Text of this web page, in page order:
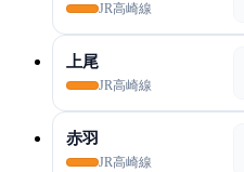
JR高崎線
上尾
JR高崎線
赤羽
JR高崎線